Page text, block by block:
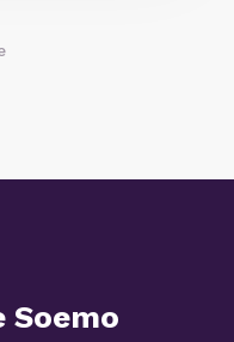
Soemo